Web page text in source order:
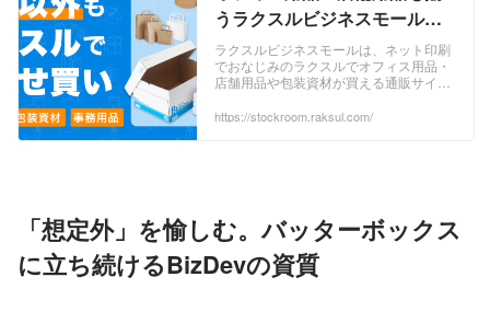
うラクスルビジネスモール｜
ネット印刷のラクスル
ラクスルビジネスモールは、ネット印刷
でおなじみのラクスルでオフィス用品・
店舗用品や包装資材が買える通販サイト
2回目以降も1,500円以上の注文で送料無
https://stockroom.raksul.com/
「想定外」を愉しむ。バッターボックス
に立ち続けるBizDevの資質